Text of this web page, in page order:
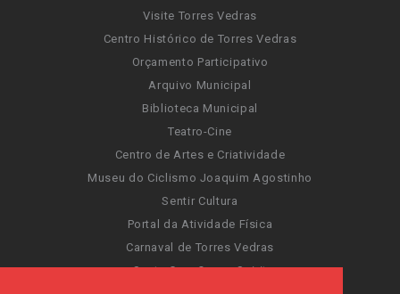
Visite Torres Vedras
Centro Histórico de Torres Vedras
Orçamento Participativo
Arquivo Municipal
Biblioteca Municipal
Teatro-Cine
Centro de Artes e Criatividade
Museu do Ciclismo Joaquim Agostinho
Sentir Cultura
Portal da Atividade Física
Carnaval de Torres Vedras
Santa Cruz Ocean Spirit